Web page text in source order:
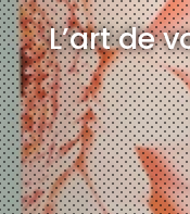
L’art de